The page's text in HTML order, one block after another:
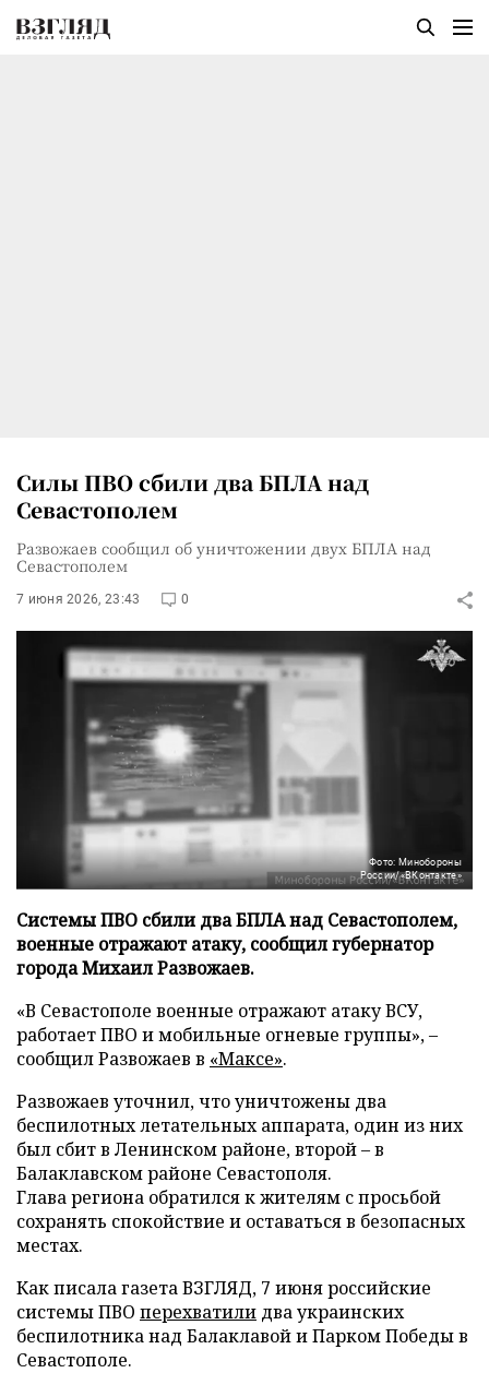
Силы ПВО сбили два БПЛА над
Севастополем
Развожаев сообщил об уничтожении двух БПЛА над
Севастополем
7 июня 2026, 23:43 0
Фото: Минобороны
России/«ВКонтакте»
Системы ПВО сбили два БПЛА над Севастополем,
военные отражают атаку, сообщил губернатор
города Михаил Развожаев.
«В Севастополе военные отражают атаку ВСУ,
работает ПВО и мобильные огневые группы», –
сообщил Развожаев в «Максе».
Развожаев уточнил, что уничтожены два
беспилотных летательных аппарата, один из них
был сбит в Ленинском районе, второй – в
Балаклавском районе Севастополя.
Глава региона обратился к жителям с просьбой
сохранять спокойствие и оставаться в безопасных
местах.
Как писала газета ВЗГЛЯД, 7 июня российские
системы ПВО перехватили два украинских
беспилотника над Балаклавой и Парком Победы в
Севастополе.